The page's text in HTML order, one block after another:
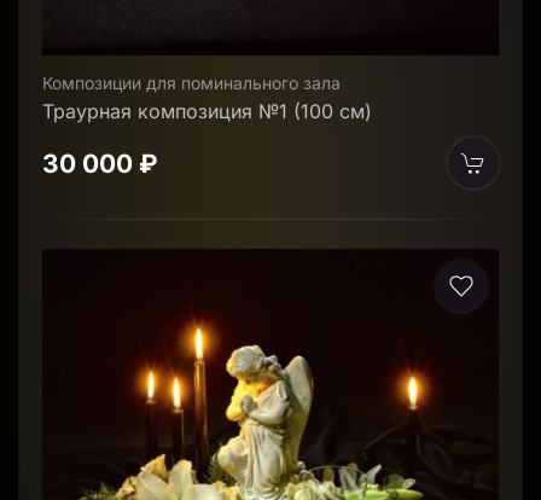
Композиции для поминального зала
Траурная композиция №1 (100 см)
30 000 ₽